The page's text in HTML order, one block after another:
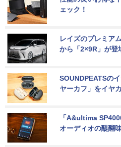
ェック！
レイズのプレミア
から「2×9R」が登
SOUNDPEATSの
ヤーカフ」をイヤ
「A&ultima
オーディオの醍醐